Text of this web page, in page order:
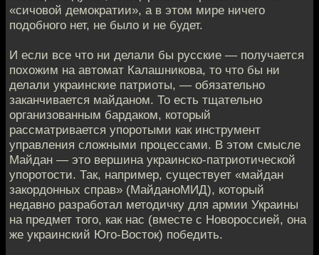
«сичовой демократии», а в этом мире ничего
подобного нет, не было и не будет.
И если все что ни делали бы русские — получается
похожим на автомат Калашникова, то что бы ни
делали украинские патриоты, — обязательно
заканчивается майданом. То есть тщательно
организованным бардаком, который
рассматривается упоротыми как инструмент
управления сложными процессами. В этом смысле
Майдан — это вершина украинско-патриотической
упоротости. Так, например, существует «майдан
закордонных справ» (МайданоМИД), который
недавно разработал методичку для армии Украины
на предмет того, как нас (вместе с Новороссией, она
же украинский Юго-Восток) победить.